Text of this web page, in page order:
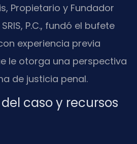
Propietario y Fundador
P.C., fundó el bufete
experiencia previa
le otorga una perspectiva
de justicia penal.
caso y recursos